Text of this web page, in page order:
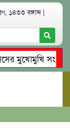
১৪৩৩ বঙ্গাব্দ |
মুখোমুখি সং’ঘ’র্ষে
রিমালকে